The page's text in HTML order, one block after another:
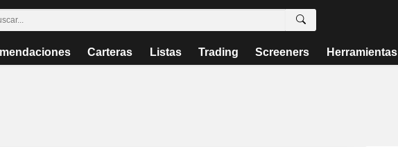
Carteras Listas Trading Screeners Herramientas